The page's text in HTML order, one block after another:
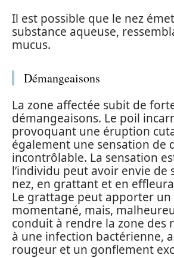
Il est possible que le nez
substance aqueuse,
mucus.
Démangeaisons
La zone affectée subit de
démangeaisons. Le poil
provoquant une éruption
également une sensation de
incontrôlable. La sensation
l’individu peut avoir envie de
nez, en grattant et en
Le grattage peut apporter
momentané, mais,
conduit à rendre la zone des
à une infection bactérienne,
rougeur et un gonflement